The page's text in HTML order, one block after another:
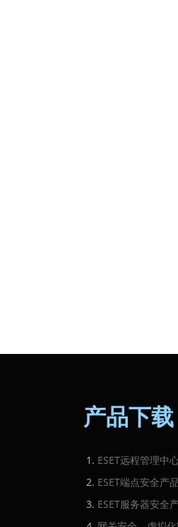
产品下载
ESET远程管理中
ESET端点安全产品
ESET服务器安全